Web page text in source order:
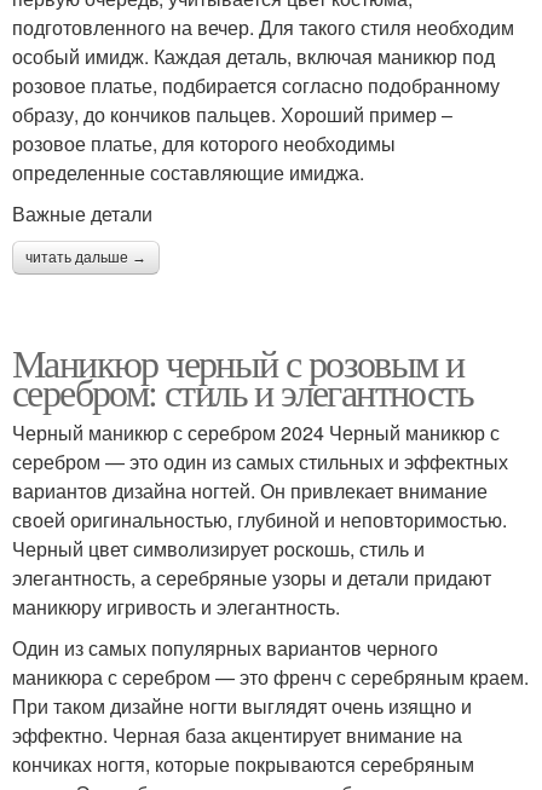
подготовленного на вечер. Для такого стиля необходим
особый имидж. Каждая деталь, включая маникюр под
розовое платье, подбирается согласно подобранному
образу, до кончиков пальцев. Хороший пример –
розовое платье, для которого необходимы
определенные составляющие имиджа.
Важные детали
читать дальше →
Маникюр черный с розовым и
серебром: стиль и элегантность
Черный маникюр с серебром 2024 Черный маникюр с
серебром — это один из самых стильных и эффектных
вариантов дизайна ногтей. Он привлекает внимание
своей оригинальностью, глубиной и неповторимостью.
Черный цвет символизирует роскошь, стиль и
элегантность, а серебряные узоры и детали придают
маникюру игривость и элегантность.
Один из самых популярных вариантов черного
маникюра с серебром — это френч с серебряным краем.
При таком дизайне ногти выглядят очень изящно и
эффектно. Черная база акцентирует внимание на
кончиках ногтя, которые покрываются серебряным